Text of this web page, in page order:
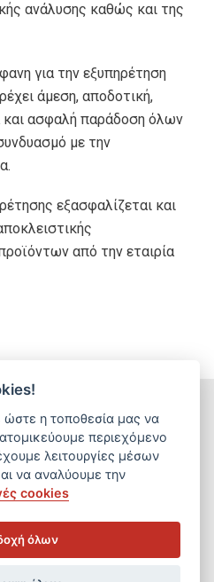
ανάλυσης καθώς και της
για την εξυπηρέτηση
άμεση, αποδοτική,
και ασφαλή παράδοση όλων
με την
εξασφαλίζεται και
από την εταιρία
- All rights reserved
byLogicOne
η τοποθεσία μας να
περιεχόμενο
λειτουργίες μέσων
να αναλύουμε την
cookies
όλων